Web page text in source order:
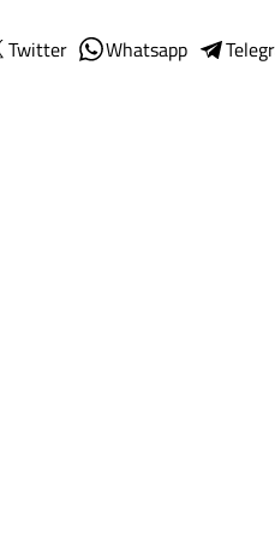
Twitter Whatsapp